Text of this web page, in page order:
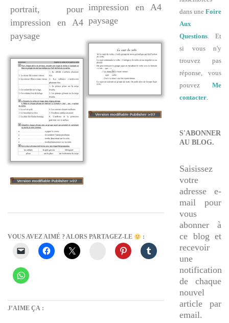
portrait, pour
impression en A4
paysage
impression en A4
paysage
VOUS AVEZ AIMÉ ? ALORS PARTAGEZ-LE :
Instagram
J’AIME ÇA :
dans une Foire
Aux
Questions . Et
si vous n'y
trouvez pas
réponse, vous
pouvez Me
contacter
S'ABONNER
AU BLOG.
Saisissez
votre
adresse e-
mail pour
vous
abonner à
ce blog et
recevoir
une
notification
de chaque
nouvel
article par
email.